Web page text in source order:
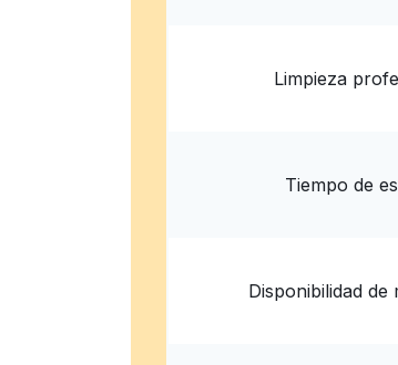
Limpieza
Tiempo de
Disponibilidad de